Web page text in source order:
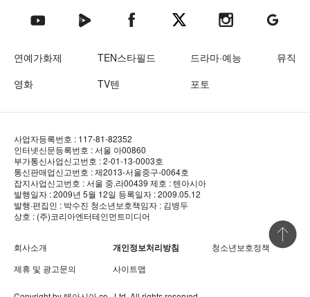
텐아시아 유튜브텐아시아 네이버TV텐아시아 페이스북텐아시아 엑스텐아시아 인스타그램
텐아시아
연예가화제 TEN스타필드 드라마·예능
뮤직
영화
TV텐 포토
사업자등록번호 : 117-81-82352
인터넷신문등록번호 : 서울 아00860
부가통신사업신고번호 : 2-01-13-0003호
통신판매업신고번호 : 제2013-서울중구-0064호
잡지사업신고번호 : 서울 중.라00439 제호 : 텐아시아
발행일자 : 2009년 5월 12일 등록일자 : 2009.05.12
발행·편집인 : 박수진 청소년보호책임자 : 김병두
상호 : (주)코리아엔터테인먼트미디어
회사소개 개인정보처리방침
청소년보호정책
제휴 및 광고문의
사이트맵
상단 바로